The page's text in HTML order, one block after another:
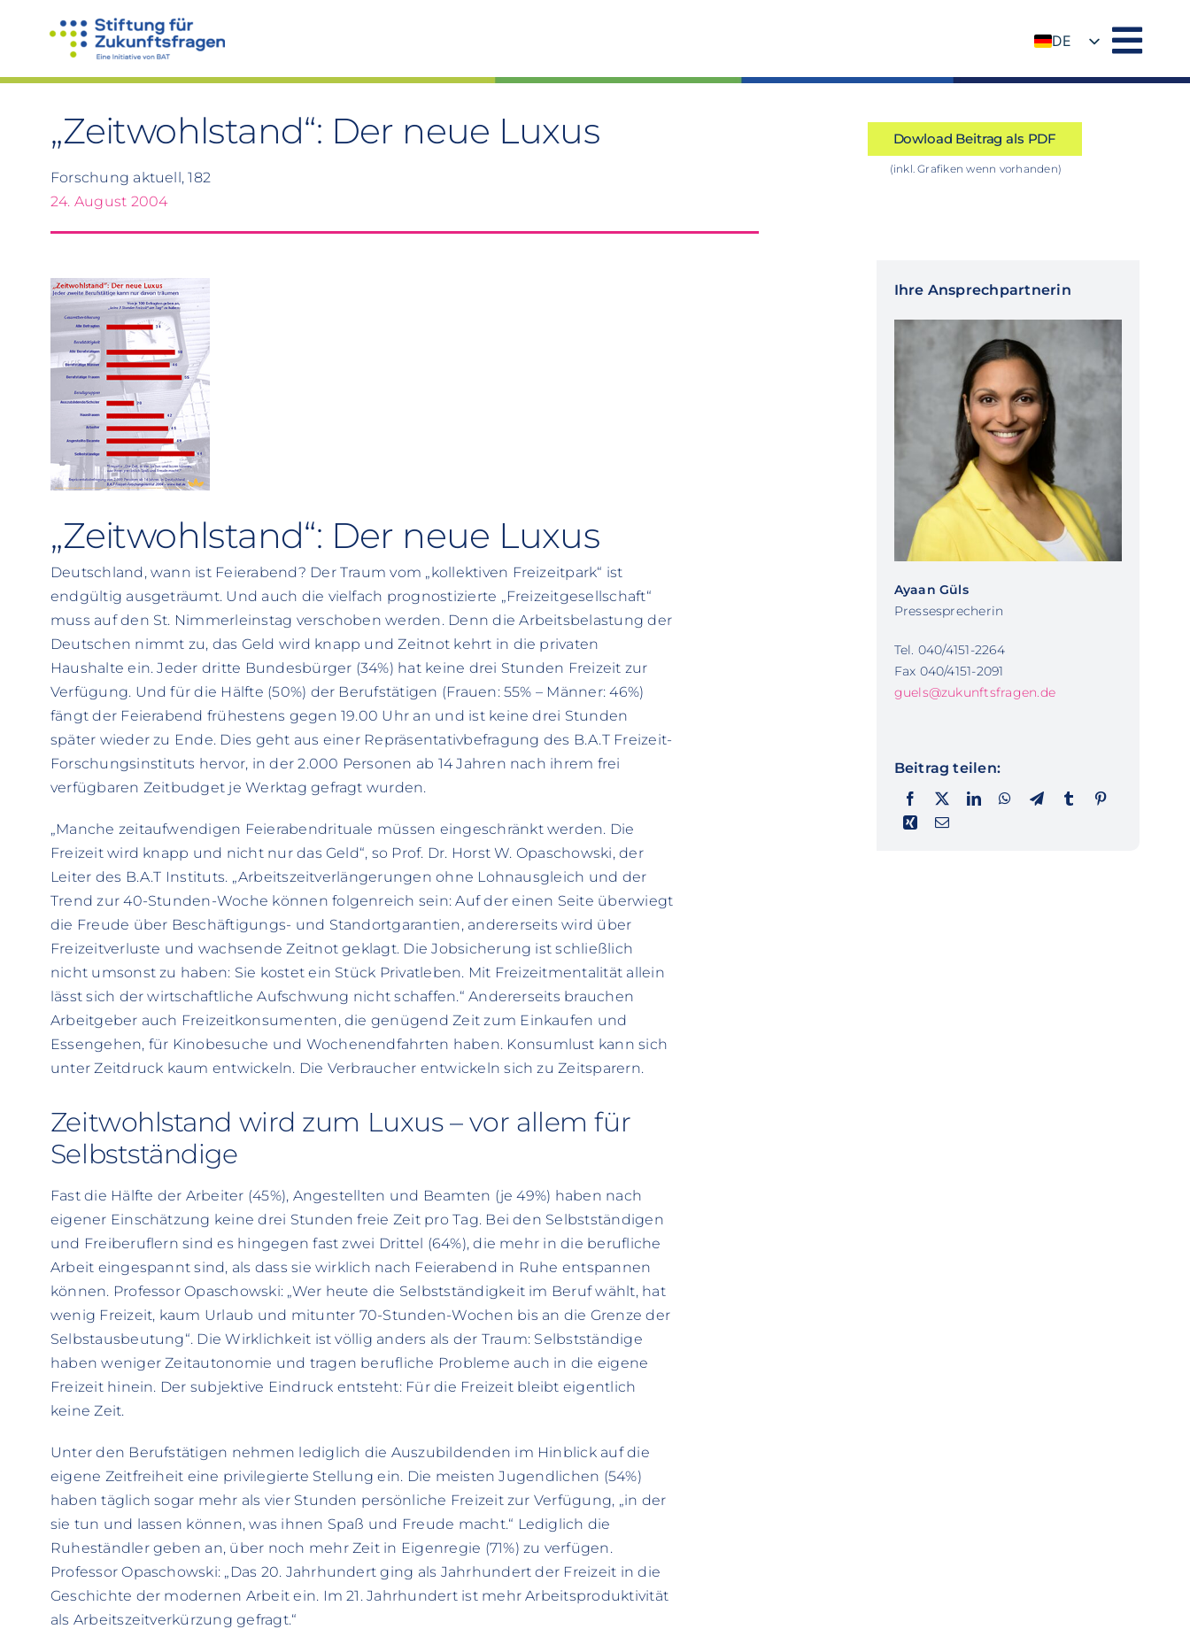
DE
„Zeitwohlstand“: Der neue Luxus
Forschung aktuell, 182
24. August 2004
Dowload Beitrag als PDF
(inkl. Grafiken wenn vorhanden)
„Zeitwohlstand“: Der neue Luxus
Deutschland, wann ist Feierabend? Der Traum vom „kollektiven Freizeitpark“ ist
endgültig ausgeträumt. Und auch die vielfach prognostizierte „Freizeitgesellschaft“
muss auf den St. Nimmerleinstag verschoben werden. Denn die Arbeitsbelastung der
Deutschen nimmt zu, das Geld wird knapp und Zeitnot kehrt in die privaten
Haushalte ein. Jeder dritte Bundesbürger (34%) hat keine drei Stunden Freizeit zur
Verfügung. Und für die Hälfte (50%) der Berufstätigen (Frauen: 55% – Männer: 46%)
fängt der Feierabend frühestens gegen 19.00 Uhr an und ist keine drei Stunden
später wieder zu Ende. Dies geht aus einer Repräsentativbefragung des B.A.T Freizeit-
Forschungsinstituts hervor, in der 2.000 Personen ab 14 Jahren nach ihrem frei
verfügbaren Zeitbudget je Werktag gefragt wurden.
„Manche zeitaufwendigen Feierabendrituale müssen eingeschränkt werden. Die
Freizeit wird knapp und nicht nur das Geld“, so Prof. Dr. Horst W. Opaschowski, der
Leiter des B.A.T Instituts. „Arbeitszeitverlängerungen ohne Lohnausgleich und der
Trend zur 40-Stunden-Woche können folgenreich sein: Auf der einen Seite überwiegt
die Freude über Beschäftigungs- und Standortgarantien, andererseits wird über
Freizeitverluste und wachsende Zeitnot geklagt. Die Jobsicherung ist schließlich
nicht umsonst zu haben: Sie kostet ein Stück Privatleben. Mit Freizeitmentalität allein
lässt sich der wirtschaftliche Aufschwung nicht schaffen.“ Andererseits brauchen
Arbeitgeber auch Freizeitkonsumenten, die genügend Zeit zum Einkaufen und
Essengehen, für Kinobesuche und Wochenendfahrten haben. Konsumlust kann sich
unter Zeitdruck kaum entwickeln. Die Verbraucher entwickeln sich zu Zeitsparern.
Zeitwohlstand wird zum Luxus – vor allem für
Selbstständige
Fast die Hälfte der Arbeiter (45%), Angestellten und Beamten (je 49%) haben nach
eigener Einschätzung keine drei Stunden freie Zeit pro Tag. Bei den Selbstständigen
und Freiberuflern sind es hingegen fast zwei Drittel (64%), die mehr in die berufliche
Arbeit eingespannt sind, als dass sie wirklich nach Feierabend in Ruhe entspannen
können. Professor Opaschowski: „Wer heute die Selbstständigkeit im Beruf wählt, hat
wenig Freizeit, kaum Urlaub und mitunter 70-Stunden-Wochen bis an die Grenze der
Selbstausbeutung“. Die Wirklichkeit ist völlig anders als der Traum: Selbstständige
haben weniger Zeitautonomie und tragen berufliche Probleme auch in die eigene
Freizeit hinein. Der subjektive Eindruck entsteht: Für die Freizeit bleibt eigentlich
keine Zeit.
Unter den Berufstätigen nehmen lediglich die Auszubildenden im Hinblick auf die
eigene Zeitfreiheit eine privilegierte Stellung ein. Die meisten Jugendlichen (54%)
haben täglich sogar mehr als vier Stunden persönliche Freizeit zur Verfügung, „in der
sie tun und lassen können, was ihnen Spaß und Freude macht.“ Lediglich die
Ruheständler geben an, über noch mehr Zeit in Eigenregie (71%) zu verfügen.
Professor Opaschowski: „Das 20. Jahrhundert ging als Jahrhundert der Freizeit in die
Geschichte der modernen Arbeit ein. Im 21. Jahrhundert ist mehr Arbeitsproduktivität
als Arbeitszeitverkürzung gefragt.“
Ihre Ansprechpartnerin
Ayaan Güls
Pressesprecherin
Tel. 040/4151-2264
Fax 040/4151-2091
guels@zukunftsfragen.de
Beitrag teilen: